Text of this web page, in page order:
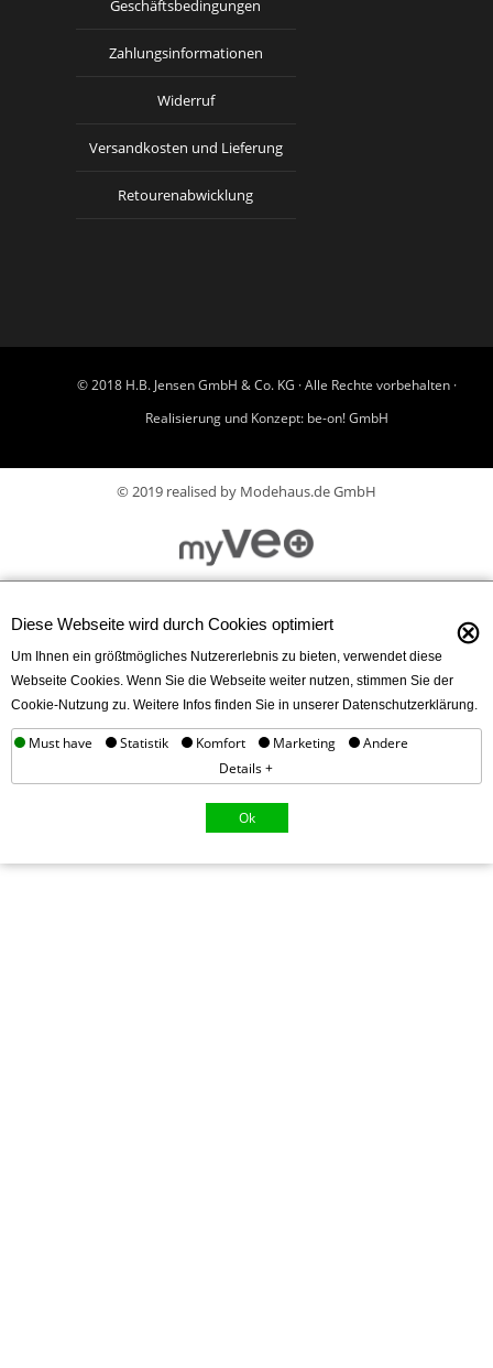
Geschäftsbedingungen
Zahlungsinformationen
Widerruf
Versandkosten und Lieferung
Retourenabwicklung
© 2018 H.B. Jensen GmbH & Co. KG · Alle Rechte vorbehalten ·
Realisierung und Konzept: be-on! GmbH
© 2019 realised by Modehaus.de GmbH
Diese Webseite wird durch Cookies optimiert ⊗
Um Ihnen ein größtmögliches Nutzererlebnis zu bieten, verwendet diese
Webseite Cookies. Wenn Sie die Webseite weiter nutzen, stimmen Sie der
Cookie-Nutzung zu. Weitere Infos finden Sie in unserer Datenschutzerklärung.
Must have Statistik Komfort Marketing
Andere
Details +
Ok